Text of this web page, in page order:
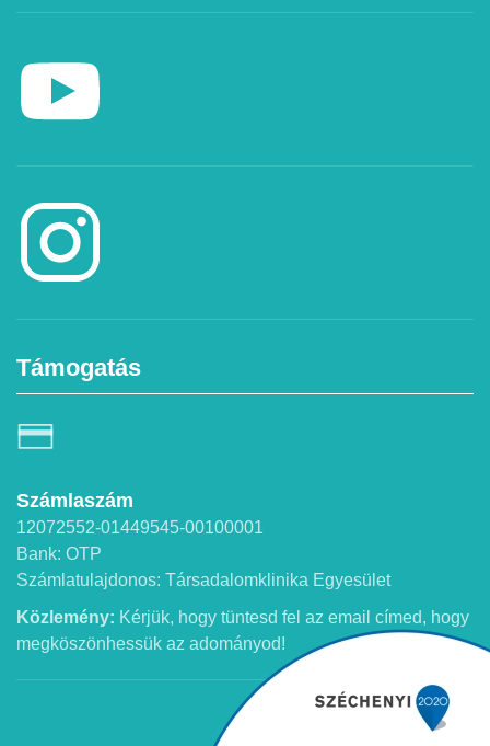
Támogatás
Számlaszám
12072552-01449545-00100001
Bank: OTP
Számlatulajdonos: Társadalomklinika Egyesület
Közlemény: Kérjük, hogy tüntesd fel az email címed, hogy
megköszönhessük az adományod!